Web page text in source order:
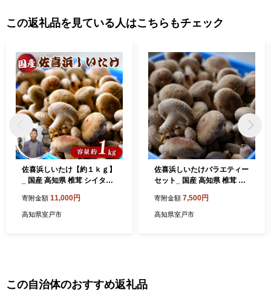
この返礼品を見ている人はこちらもチェック
佐喜浜しいたけ【約１ｋｇ】
_ 国産 高知県 椎茸 シイタケ
寄附金額 11,000円
高知県室戸市
佐喜浜しいたけバラエティー
セット_ 国産 高知県 椎茸 シ
寄附金額 7,500円
高知県室戸市
この自治体のおすすめ返礼品